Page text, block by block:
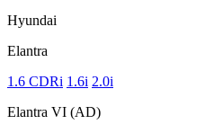
Hyundai
Elantra
1.6 CDRi 1.6i 2.0i
Elantra VI (AD)